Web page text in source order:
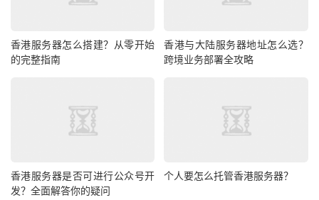
效防御各种DDoS、CC攻击。
香港高防服务器优势：
多节点冗余设计，保障99.99%在线率
CPU
香港服务器怎么搭建？从零开始
的完整指南
香港与大陆服务器地址怎么选？
跨境业务部署全攻略
香港服务器是否可进行公众号开
发？全面解答你的疑问
个人要怎么托管香港服务器？